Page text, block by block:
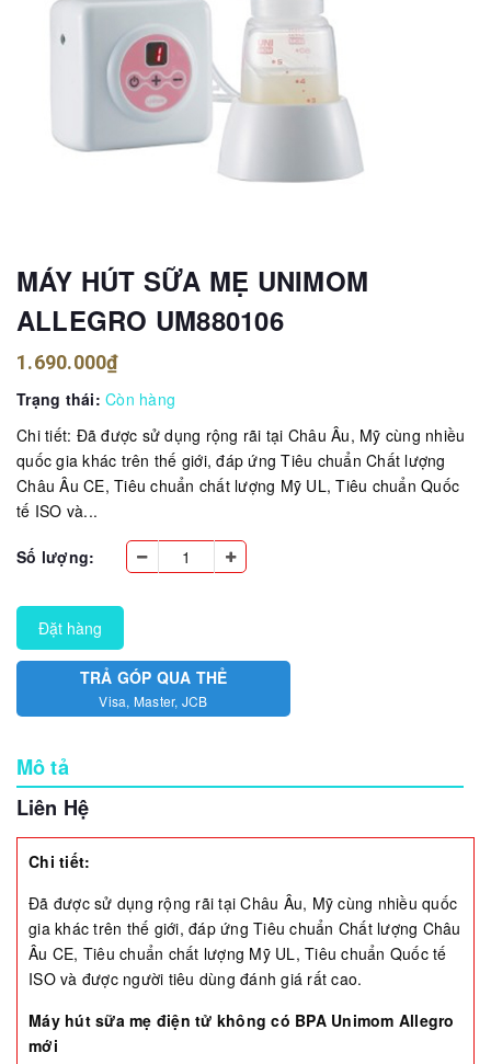
MÁY HÚT SỮA MẸ UNIMOM
ALLEGRO UM880106
1.690.000₫
Trạng thái: Còn hàng
Chi tiết: Đã được sử dụng rộng rãi tại Châu Âu, Mỹ cùng nhiều
quốc gia khác trên thế giới, đáp ứng Tiêu chuẩn Chất lượng
Châu Âu CE, Tiêu chuẩn chất lượng Mỹ UL, Tiêu chuẩn Quốc
tế ISO và...
Số lượng:
Đặt hàng
TRẢ GÓP QUA THẺ
Visa, Master, JCB
Mô tả
Liên Hệ
Chi tiết:
Đã được sử dụng rộng rãi tại Châu Âu, Mỹ cùng nhiều quốc
gia khác trên thế giới, đáp ứng Tiêu chuẩn Chất lượng Châu
Âu CE, Tiêu chuẩn chất lượng Mỹ UL, Tiêu chuẩn Quốc tế
ISO và được người tiêu dùng đánh giá rất cao.
Máy hút sữa mẹ điện tử không có BPA Unimom Allegro
mới